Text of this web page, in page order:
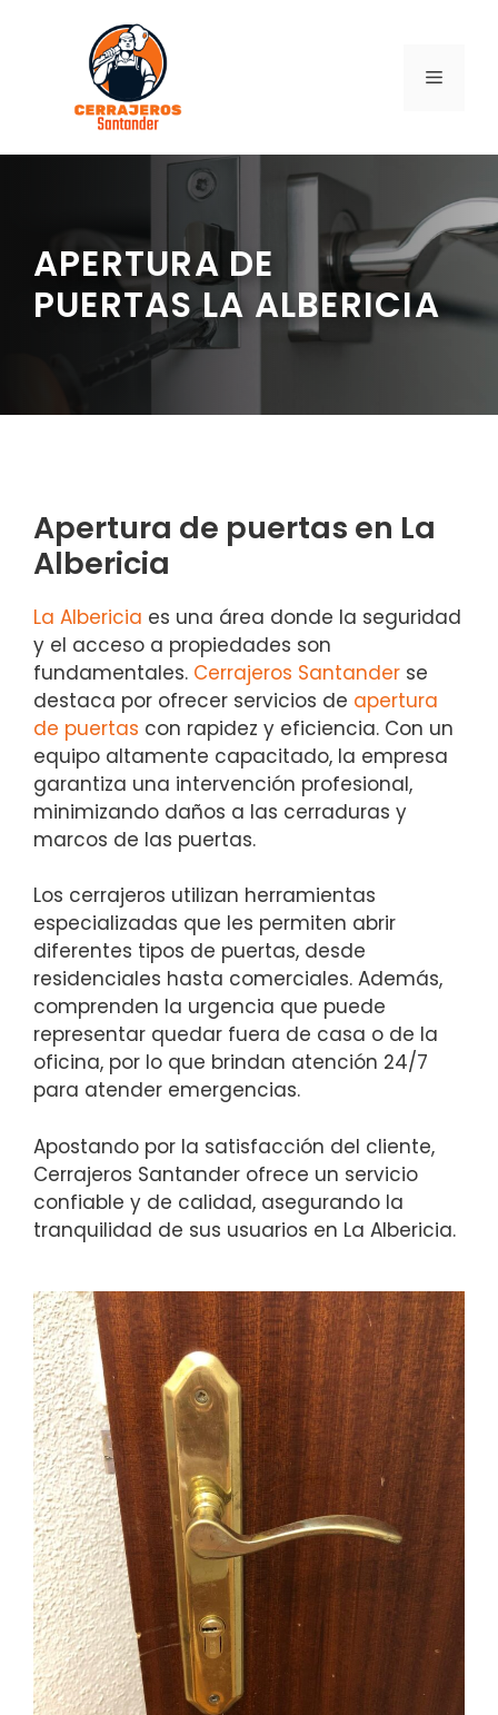
contenido
MENÚ
APERTURA DE
PUERTAS LA ALBERICIA
Apertura de puertas en La
Albericia
La Albericia es una área donde la seguridad
y el acceso a propiedades son
fundamentales. Cerrajeros Santander se
destaca por ofrecer servicios de apertura
de puertas con rapidez y eficiencia. Con un
equipo altamente capacitado, la empresa
garantiza una intervención profesional,
minimizando daños a las cerraduras y
marcos de las puertas.
Los cerrajeros utilizan herramientas
especializadas que les permiten abrir
diferentes tipos de puertas, desde
residenciales hasta comerciales. Además,
comprenden la urgencia que puede
representar quedar fuera de casa o de la
oficina, por lo que brindan atención 24/7
para atender emergencias.
Apostando por la satisfacción del cliente,
Cerrajeros Santander ofrece un servicio
confiable y de calidad, asegurando la
tranquilidad de sus usuarios en La Albericia.